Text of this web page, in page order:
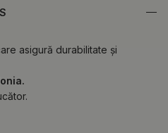
asigură durabilitate și